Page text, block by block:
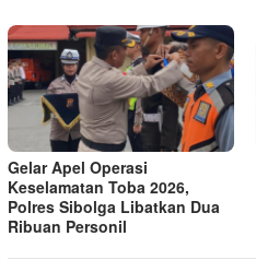
Gelar Apel Operasi
Keselamatan Toba 2026,
Polres Sibolga Libatkan Dua
Ribuan Personil